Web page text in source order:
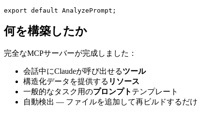
何を構築したか
完全なMCPサーバーが完成しました：
会話中にClaudeが呼び出せるツール
構造化データを提供する リソース
一般的なタスク用のプロンプト テンプレート
自動検出 — ファイルを追加して再ビルドするだけ